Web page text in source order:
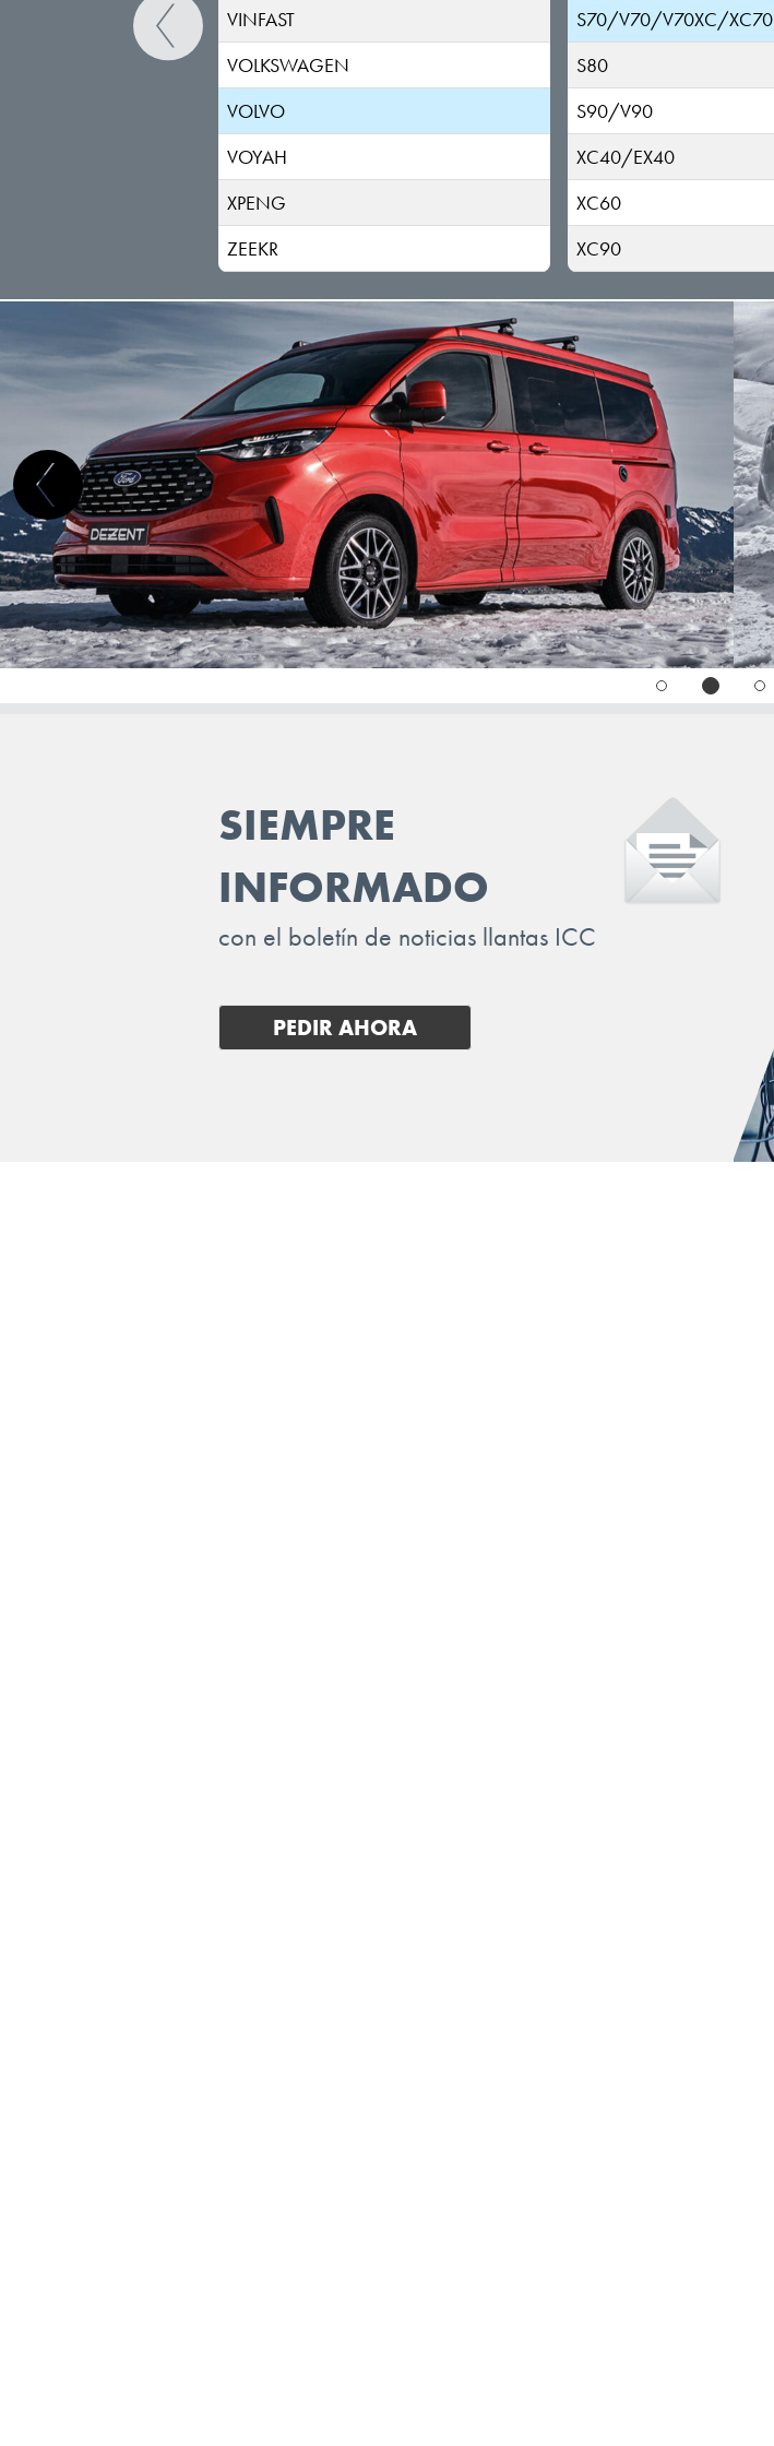
VINFAST
VOLKSWAGEN
VOLVO
VOYAH
XPENG
ZEEKR
S70/V70/V70XC/XC70
S80
S90/V90
XC40/EX40
XC60
XC90
SIEMPRE
INFORMADO
con el boletín de noticias llantas ICC
PEDIR AHORA